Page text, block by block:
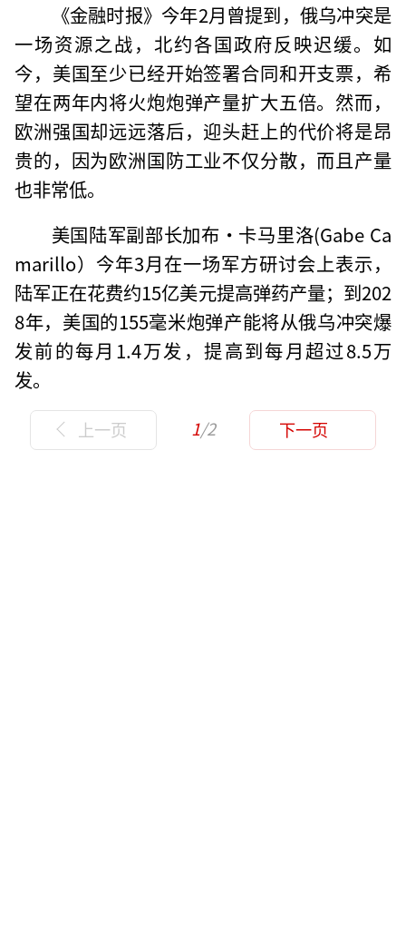
《金融时报》今年2月曾提到，俄乌冲突是
一场资源之战，北约各国政府反映迟缓。如
今，美国至少已经开始签署合同和开支票，希
望在两年内将火炮炮弹产量扩大五倍。然而，
欧洲强国却远远落后，迎头赶上的代价将是昂
贵的，因为欧洲国防工业不仅分散，而且产量
也非常低。
美国陆军副部长加布·卡马里洛(Gabe Ca
marillo）今年3月在一场军方研讨会上表示，
陆军正在花费约15亿美元提高弹药产量；到202
8年，美国的155毫米炮弹产能将从俄乌冲突爆
发前的每月1.4万发，提高到每月超过8.5万
发。
上一页 1/2 下一页